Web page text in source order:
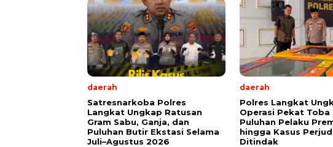
daerah
Satresnarkoba Polres
Langkat Ungkap Ratusan
Gram Sabu, Ganja, dan
Puluhan Butir Ekstasi Selama
Juli–Agustus 2026
daerah
Polres Langkat
Operasi Pekat Toba
Puluhan Pelaku
hingga Kasus
Ditindak